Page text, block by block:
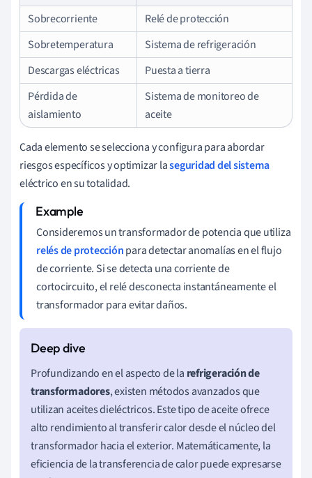
Sobrecorriente
Relé de protección
Sobretemperatura
Sistema de refrigeración
Descargas eléctricas
Puesta a tierra
Pérdida de
aislamiento
Sistema de monitoreo de
aceite
Cada elemento se selecciona y configura para abordar
riesgos específicos y optimizar laseguridad del sistema
eléctrico en su totalidad.
Consideremos un transformador de potencia que utiliza
relés de protecciónpara detectar anomalías en el flujo
de corriente. Si se detecta una corriente de
cortocircuito, el relé desconecta instantáneamente el
transformador para evitar daños.
Profundizando en el aspecto de la refrigeración de
transformadores, existen métodos avanzados que
utilizan aceites dieléctricos. Este tipo de aceite ofrece
alto rendimiento al transferir calor desde el núcleo del
transformador hacia el exterior. Matemáticamente, la
eficiencia de la transferencia de calor puede expresarse